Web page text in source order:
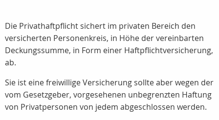
Die Privathaftpflicht sichert im privaten Bereich den
versicherten Personenkreis, in Höhe der vereinbarten
Deckungssumme, in Form einer Haftpflichtversicherung,
ab.
Sie ist eine freiwillige Versicherung sollte aber wegen der
vom Gesetzgeber, vorgesehenen unbegrenzten Haftung
von Privatpersonen von jedem abgeschlossen werden.